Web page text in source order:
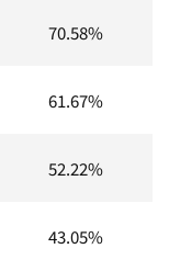
70.58%
61.67%
52.22%
43.05%